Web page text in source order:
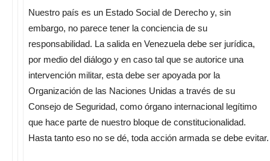
Nuestro país es un Estado Social de Derecho y, sin
embargo, no parece tener la conciencia de su
responsabilidad. La salida en Venezuela debe ser jurídica,
por medio del diálogo y en caso tal que se autorice una
intervención militar, esta debe ser apoyada por la
Organización de las Naciones Unidas a través de su
Consejo de Seguridad, como órgano internacional legítimo
que hace parte de nuestro bloque de constitucionalidad.
Hasta tanto eso no se dé, toda acción armada se debe evitar.